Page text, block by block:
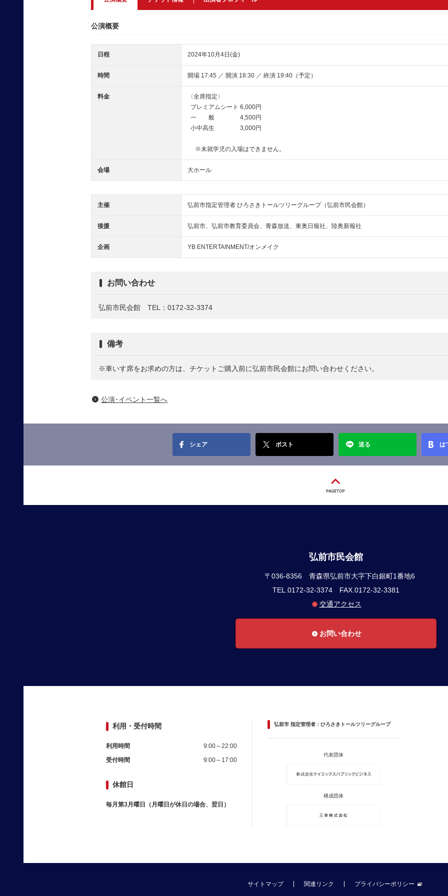
公演概要
日程 2024年10月4日(金)
時間 開場 17:45 ／ 開演 18:30 ／ 終演 19:40（予定）
料金
〈全席指定〉
プレミアムシート 6,000円
一 般 4,500円
小中高生 3,000円
※未就学児の入場はできません。
会場 大ホール
主催 弘前市指定管理者 ひろさきトールツリーグループ（弘前市民会館）
後援 弘前市、弘前市教育委員会、青森放送、東奥日報社、陸奥新報社
企画 YB ENTERTAINMENT/オンメイク
お問い合わせ
弘前市民会館 TEL：0172-32-3374
備考
※車いす席をお求めの方は、チケットご購入前に弘前市民会館にお問い合わせください。
公演･イベント一覧へ
シェア ポスト 送る は
弘前市民会館
〒036-8356 青森県弘前市大字下白銀町1番地6
TEL.0172-32-3374 FAX.0172-32-3381
交通アクセス
お問い合わせ
利用・受付時間
利用時間
9:00～22:00
受付時間
9:00～17:00
休館日
毎月第3月曜日（月曜日が休日の場合、翌日）
弘前市 指定管理者：ひろさきトールツリーグループ
代表団体
構成団体
サイトマップ 関連リンク プライバシーポリシー